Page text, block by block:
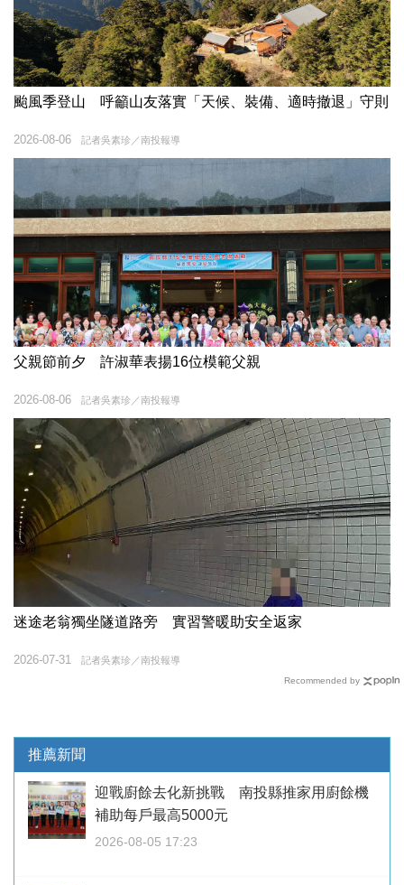
颱風季登山 呼籲山友落實「天候、裝備、適時撤退」守則
記者吳素珍／南投報導
2026-08-06
父親節前夕 許淑華表揚16位模範父親
記者吳素珍／南投報導
2026-08-06
迷途老翁獨坐隧道路旁 實習警暖助安全返家
記者吳素珍／南投報導
2026-07-31
Recommended by
推薦新聞
迎戰廚餘去化新挑戰 南投縣推家用廚餘機
補助每戶最高5000元
2026-08-05 17:23